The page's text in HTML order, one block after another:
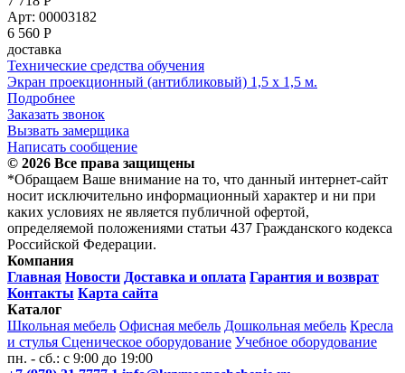
Арт: 00003182
6 560 Р
доставка
Технические средства обучения
Экран проекционный (антибликовый) 1,5 х 1,5 м.
Подробнее
Заказать звонок
Вызвать замерщика
Написать сообщение
© 2026 Все права защищены
*Обращаем Ваше внимание на то, что данный интернет-сайт
носит исключительно информационный характер и ни при
каких условиях не является публичной офертой,
определяемой положениями статьи 437 Гражданского кодекса
Российской Федерации.
Компания
Главная Новости Доставка и оплата Гарантия и возврат
Контакты Карта сайта
Каталог
Школьная мебель Офисная мебель Дошкольная мебель Кресла
и стулья Сценическое оборудование Учебное оборудование
пн. - сб.: с 9:00 до 19:00